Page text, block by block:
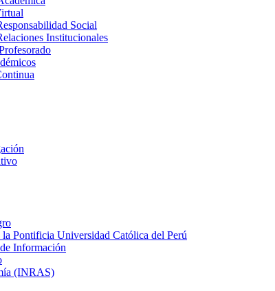
Social
Institucionales
Pontificia Universidad Católica del Perú
Información
(INRAS)